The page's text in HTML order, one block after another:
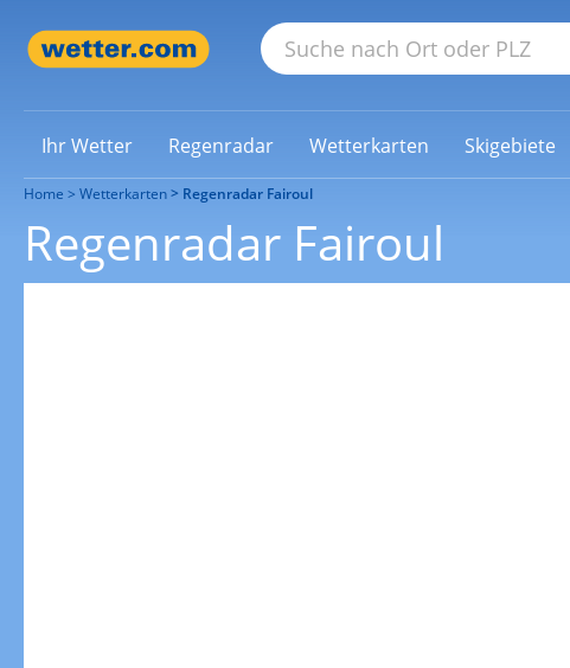
Ihr Wetter Regenradar Wetterkarten Skigebiete
Home Wetterkarten Regenradar Fairoul
Regenradar Fairoul